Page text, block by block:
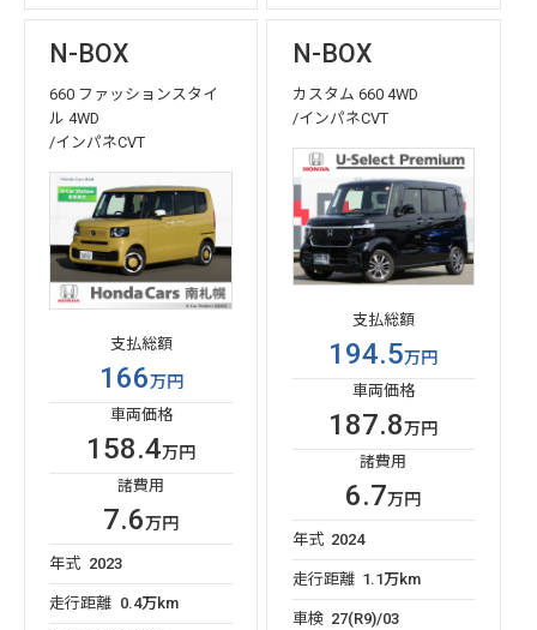
N-BOX
660 ファッションスタイ
ル 4WD
/インパネCVT
支払総額
166万円
車両価格
158.4万円
諸費用
7.6万円
年式 2023
走行距離 0.4万km
N-BOX
カスタム 660 4WD
/インパネCVT
支払総額
194.5万円
車両価格
187.8万円
諸費用
6.7万円
年式 2024
走行距離 1.1万km
車検 27(R9)/03